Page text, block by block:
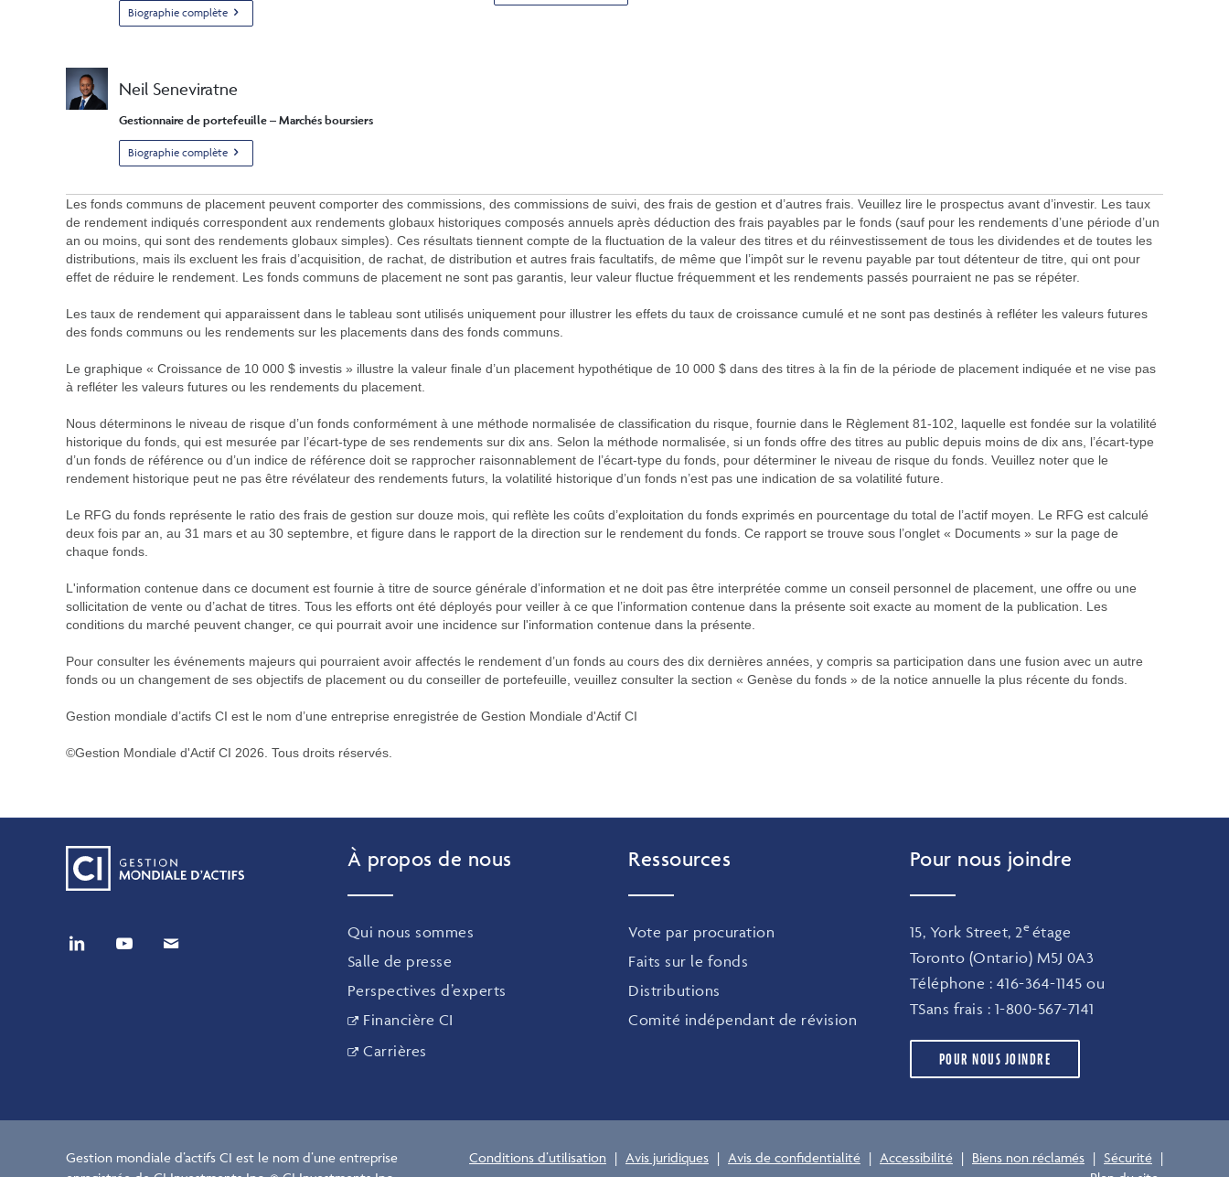
Biographie complète
Neil Seneviratne
Gestionnaire de portefeuille – Marchés boursiers
Biographie complète
Les fonds communs de placement peuvent comporter des commissions, des commissions de suivi, des frais de gestion et d’autres frais. Veuillez lire le prospectus avant d’investir. Les taux
de rendement indiqués correspondent aux rendements globaux historiques composés annuels après déduction des frais payables par le fonds (sauf pour les rendements d’une période d’un
an ou moins, qui sont des rendements globaux simples). Ces résultats tiennent compte de la fluctuation de la valeur des titres et du réinvestissement de tous les dividendes et de toutes les
distributions, mais ils excluent les frais d’acquisition, de rachat, de distribution et autres frais facultatifs, de même que l’impôt sur le revenu payable par tout détenteur de titre, qui ont pour
effet de réduire le rendement. Les fonds communs de placement ne sont pas garantis, leur valeur fluctue fréquemment et les rendements passés pourraient ne pas se répéter.
Les taux de rendement qui apparaissent dans le tableau sont utilisés uniquement pour illustrer les effets du taux de croissance cumulé et ne sont pas destinés à refléter les valeurs futures
des fonds communs ou les rendements sur les placements dans des fonds communs.
Le graphique « Croissance de 10 000 $ investis » illustre la valeur finale d’un placement hypothétique de 10 000 $ dans des titres à la fin de la période de placement indiquée et ne vise pas
à refléter les valeurs futures ou les rendements du placement.
Nous déterminons le niveau de risque d’un fonds conformément à une méthode normalisée de classification du risque, fournie dans le Règlement 81-102, laquelle est fondée sur la volatilité
historique du fonds, qui est mesurée par l’écart-type de ses rendements sur dix ans. Selon la méthode normalisée, si un fonds offre des titres au public depuis moins de dix ans, l’écart-type
d’un fonds de référence ou d’un indice de référence doit se rapprocher raisonnablement de l’écart-type du fonds, pour déterminer le niveau de risque du fonds. Veuillez noter que le
rendement historique peut ne pas être révélateur des rendements futurs, la volatilité historique d’un fonds n’est pas une indication de sa volatilité future.
Le RFG du fonds représente le ratio des frais de gestion sur douze mois, qui reflète les coûts d’exploitation du fonds exprimés en pourcentage du total de l’actif moyen. Le RFG est calculé
deux fois par an, au 31 mars et au 30 septembre, et figure dans le rapport de la direction sur le rendement du fonds. Ce rapport se trouve sous l’onglet « Documents » sur la page de
chaque fonds.
L'information contenue dans ce document est fournie à titre de source générale d’information et ne doit pas être interprétée comme un conseil personnel de placement, une offre ou une
sollicitation de vente ou d’achat de titres. Tous les efforts ont été déployés pour veiller à ce que l’information contenue dans la présente soit exacte au moment de la publication. Les
conditions du marché peuvent changer, ce qui pourrait avoir une incidence sur l'information contenue dans la présente.
Pour consulter les événements majeurs qui pourraient avoir affectés le rendement d’un fonds au cours des dix dernières années, y compris sa participation dans une fusion avec un autre
fonds ou un changement de ses objectifs de placement ou du conseiller de portefeuille, veuillez consulter la section « Genèse du fonds » de la notice annuelle la plus récente du fonds.
Gestion mondiale d’actifs CI est le nom d’une entreprise enregistrée de Gestion Mondiale d'Actif CI
©Gestion Mondiale d'Actif CI 2026. Tous droits réservés.
À propos de nous
Qui nous sommes
Salle de presse
Perspectives d’experts
Financière CI
Carrières
Ressources
Vote par procuration
Faits sur le fonds
Distributions
Comité indépendant de révision
Pour nous joindre
15, York Street, 2eétage
Toronto (Ontario) M5J 0A3
Téléphone : 416-364-1145 ou
TSans frais : 1-800-567-7141
POUR NOUS JOINDRE
Gestion mondiale d’actifs CI est le nom d’une entreprise
Conditions d’utilisation | Avis juridiques | Avis de confidentialité | Accessibilité | Biens non réclamés | Sécurité |